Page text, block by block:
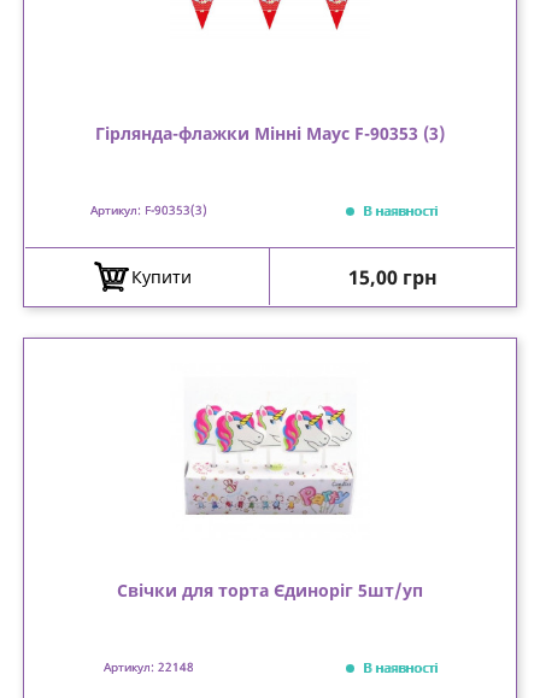
Гірлянда-флажки Мінні Маус F-90353 (3)
Артикул: F-90353(3) В наявності
Купити Ціна
15,00 грн
Свічки для торта Єдиноріг 5шт/уп
Артикул: 22148 В наявності